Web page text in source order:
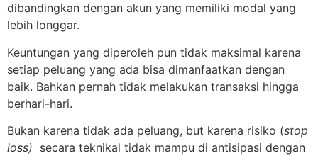
dibandingkan dengan akun yang memiliki modal yang
lebih longgar.
Keuntungan yang diperoleh pun tidak maksimal karena
setiap peluang yang ada bisa dimanfaatkan dengan
baik. Bahkan pernah tidak melakukan transaksi hingga
berhari-hari.
Bukan karena tidak ada peluang, but karena risiko (stop
loss) secara teknikal tidak mampu di antisipasi dengan